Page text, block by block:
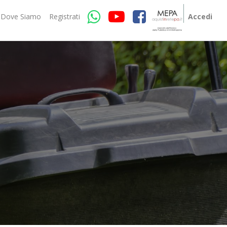
Dove Siamo Registrati Accedi